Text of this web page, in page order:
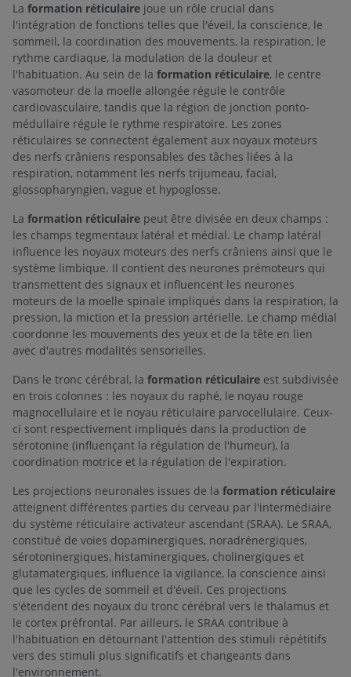
La formation réticulaire joue un rôle crucial dans
l'intégration de fonctions telles que l'éveil, la conscience, le
sommeil, la coordination des mouvements, la respiration, le
rythme cardiaque, la modulation de la douleur et
l'habituation. Au sein de la formation réticulaire, le centre
vasomoteur de la moelle allongée régule le contrôle
cardiovasculaire, tandis que la région de jonction ponto-
médullaire régule le rythme respiratoire. Les zones
réticulaires se connectent également aux noyaux moteurs
des nerfs crâniens responsables des tâches liées à la
respiration, notamment les nerfs trijumeau, facial,
glossopharyngien, vague et hypoglosse.
La formation réticulaire peut être divisée en deux champs :
les champs tegmentaux latéral et médial. Le champ latéral
influence les noyaux moteurs des nerfs crâniens ainsi que le
système limbique. Il contient des neurones prémoteurs qui
transmettent des signaux et influencent les neurones
moteurs de la moelle spinale impliqués dans la respiration, la
pression, la miction et la pression artérielle. Le champ médial
coordonne les mouvements des yeux et de la tête en lien
avec d'autres modalités sensorielles.
Dans le tronc cérébral, la formation réticulaire est subdivisée
en trois colonnes : les noyaux du raphé, le noyau rouge
magnocellulaire et le noyau réticulaire parvocellulaire. Ceux-
ci sont respectivement impliqués dans la production de
sérotonine (influençant la régulation de l'humeur), la
coordination motrice et la régulation de l'expiration.
Les projections neuronales issues de la formation réticulaire
atteignent différentes parties du cerveau par l'intermédiaire
du système réticulaire activateur ascendant (SRAA). Le SRAA,
constitué de voies dopaminergiques, noradrénergiques,
sérotoninergiques, histaminergiques, cholinergiques et
glutamatergiques, influence la vigilance, la conscience ainsi
que les cycles de sommeil et d'éveil. Ces projections
s'étendent des noyaux du tronc cérébral vers le thalamus et
le cortex préfrontal. Par ailleurs, le SRAA contribue à
l'habituation en détournant l'attention des stimuli répétitifs
vers des stimuli plus significatifs et changeants dans
l'environnement.